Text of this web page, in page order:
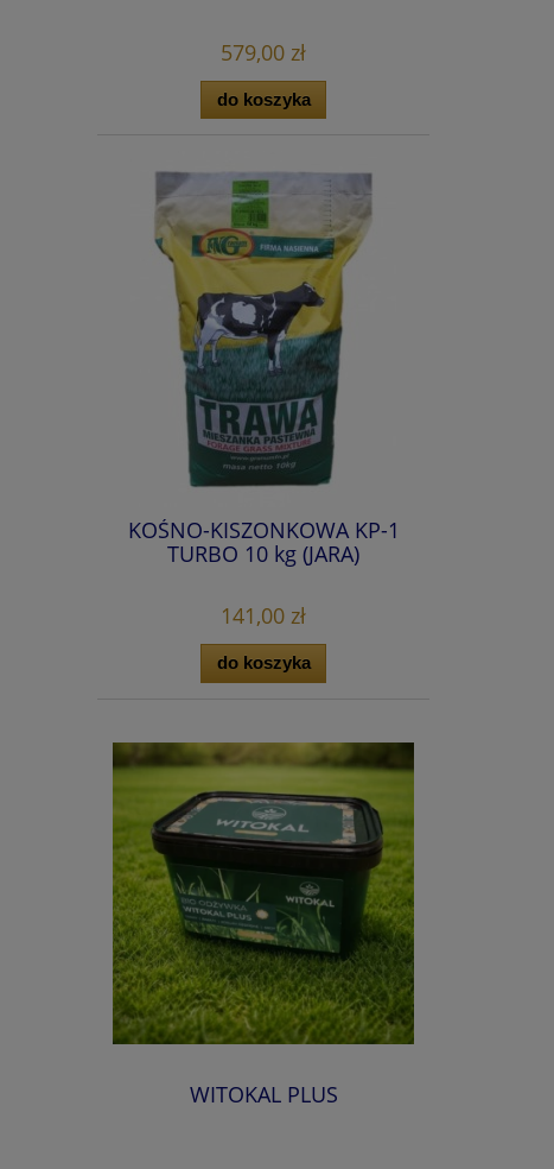
579,00 zł
do koszyka
KOŚNO-KISZONKOWA KP-1
TURBO 10 kg (JARA)
141,00 zł
do koszyka
WITOKAL PLUS